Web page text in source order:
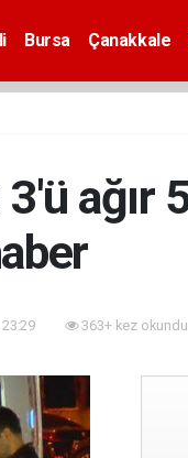
Bursa Çanakkale
ağır
363+ kez